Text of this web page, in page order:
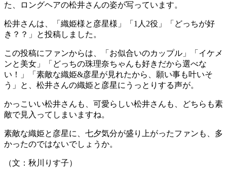
た、ロングヘアの松井さんの姿が写っています。
松井さんは、「織姫様と彦星様」「1人2役」「どっちが好
き？？」と投稿しました。
この投稿にファンからは、「お似合いのカップル」「イケメ
ンと美女」「どっちの珠理奈ちゃんも好きだから選べな
い！」「素敵な織姫&彦星が見れたから、願い事も叶いそ
う」と、松井さんの織姫と彦星にうっとりする声が。
かっこいい松井さんも、可愛らしい松井さんも、どちらも素
敵で見入ってしまいますね。
素敵な織姫と彦星に、七夕気分が盛り上がったファンも、多
かったのではないでしょうか。
（文：秋川りす子）